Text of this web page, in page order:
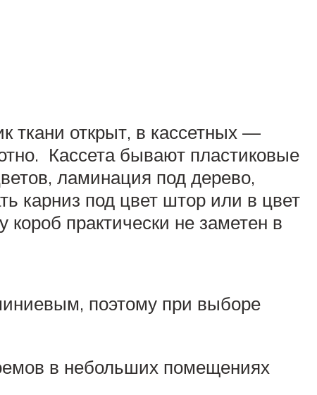
ткани открыт, в кассетных —
Кассета бывают пластиковые
ламинация под дерево,
карниз под цвет штор или в цвет
практически не заметен в
поэтому при выборе
в небольших помещениях